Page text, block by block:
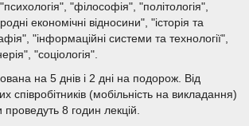
"психологія", "філософія", "політологія",
економічні відносини", "історія та
"інформаційні системи та технології",
"соціологія".
на 5 днів і 2 дні на подорож. Від
співробітників (мобільність на викладання)
проведуть 8 годин лекцій.